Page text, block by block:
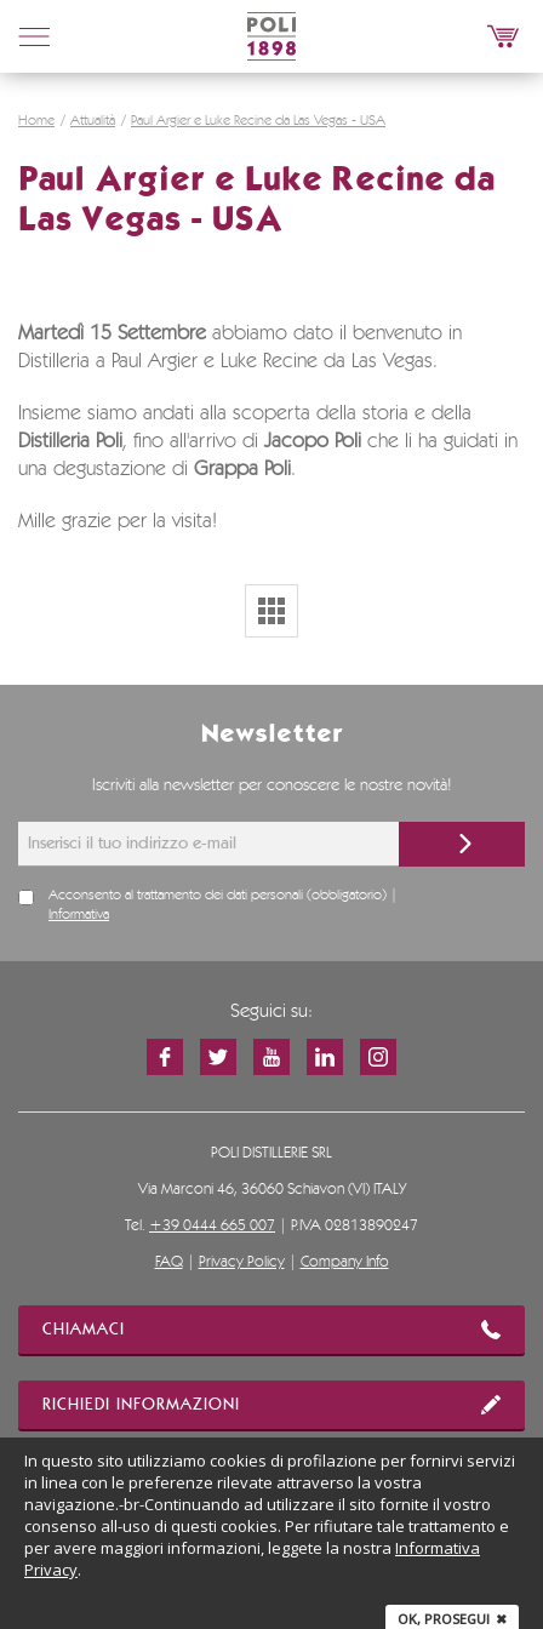
Poli
Distillerie
Home Attualità Paul Argier e Luke Recine da Las Vegas - USA
Paul Argier e Luke Recine da
Las Vegas - USA
Martedì 15 Settembre abbiamo dato il benvenuto in
Distilleria a Paul Argier e Luke Recine da Las Vegas.
Insieme siamo andati alla scoperta della storia e della
Distilleria Poli, fino all'arrivo di Jacopo Poli che li ha guidati in
una degustazione di Grappa Poli.
Mille grazie per la visita!
Newsletter
Iscriviti alla newsletter per conoscere le nostre novità!
Acconsento al trattamento dei dati personali (obbligatorio) |
Informativa
Seguici su:
POLI DISTILLERIE SRL
Via Marconi 46, 36060 Schiavon (VI) ITALY
Tel. +39 0444 665 007 | P.IVA 02813890247
FAQ| Privacy Policy| Company Info
CHIAMACI
RICHIEDI INFORMAZIONI
MOSTRA POSIZIONE
VAI AL SITO DESKTOP
In questo sito utilizziamo cookies di profilazione per fornirvi servizi
in linea con le preferenze rilevate attraverso la vostra
navigazione.-br-Continuando ad utilizzare il sito fornite il vostro
consenso all-uso di questi cookies. Per rifiutare tale trattamento e
per avere maggiori informazioni, leggete la nostra Informativa
Privacy.
OK, PROSEGUI ✖